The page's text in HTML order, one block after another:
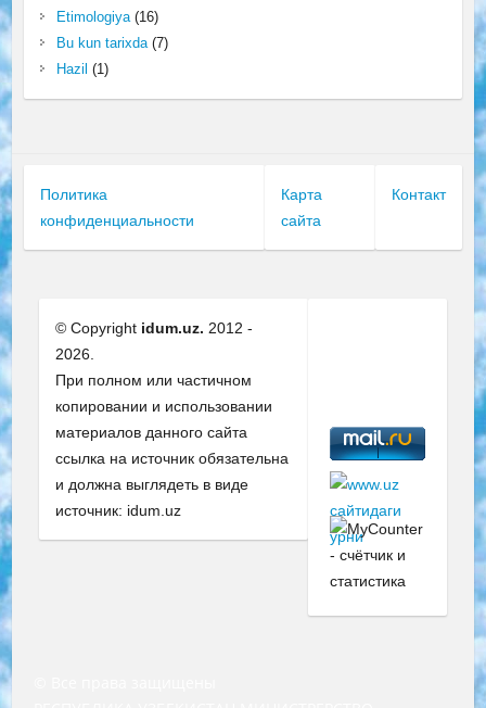
Etimologiya(16)
Bu kun tarixda(7)
Hazil (1)
Политика
конфиденциальности
Карта
сайта
Контакт
© Copyright idum.uz. 2012 -
2026.
При полном или частичном
копировании и использовании
материалов данного сайта
ссылка на источник обязательна
и должна выглядеть в виде
источник: idum.uz